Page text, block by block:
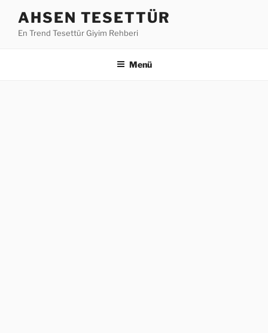
AHSEN TESETTÜR
En Trend Tesettür Giyim Rehberi
Menü